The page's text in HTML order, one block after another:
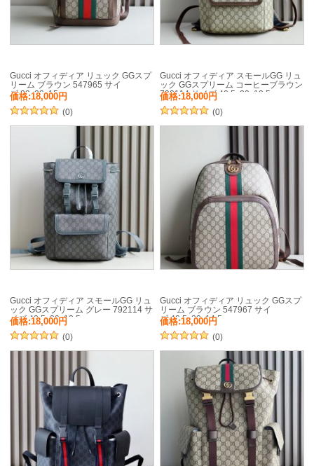
Gucci オフィディア リュック GGスプ
リーム ブラウン 547965 サイ
ズ:29x22x15cm
価格:18,000円
(0)
Gucci オフィディア スモールGG リュ
ック GGスプリーム コーヒーブラウン
792114 サイズ:40.5x29x13.5cm
価格:18,000円
(0)
Gucci オフィディア スモールGG リュ
ック GGスプリーム グレー 792114 サ
イズ:40.5x29x13.5cm
価格:18,000円
(0)
Gucci オフィディア リュック GGスプ
リーム ブラウン 547967 サイ
ズ:40.5x32x14.5cm
価格:18,000円
(0)